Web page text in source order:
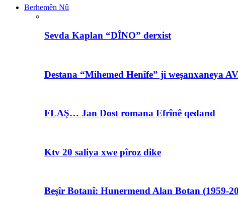
Berhemên Nû
Sevda Kaplan “DÎNO” derxist
Destana “Mihemed Henîfe” ji weşanxaneya
FLAŞ… Jan Dost romana Efrînê qedand
Ktv 20 saliya xwe pîroz dike
Beşîr Botanî: Hunermend Alan Botan (1959-